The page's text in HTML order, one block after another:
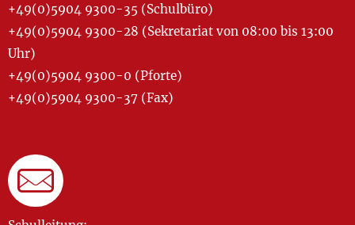
+49(0)5904 9300-35 (Schulbüro)
+49(0)5904 9300-28 (Sekretariat von 08:00 bis 13:00
Uhr)
+49(0)5904 9300-0 (Pforte)
+49(0)5904 9300-37 (Fax)